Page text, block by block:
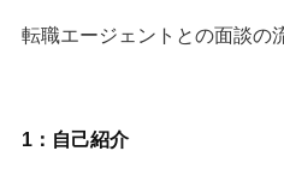
転職エージェントとの面談の
1：自己紹介